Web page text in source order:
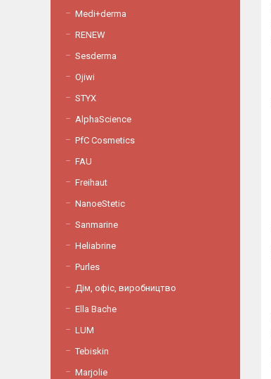
Medi+derma
RENEW
Sesderma
Ojiwi
STYX
AlphaScience
PfC Cosmetics
FAU
Freihaut
NanoeStetic
Sanmarine
Heliabrine
Purles
Дім, офіс, виробництво
Ella Bache
LUM
Tebiskin
Marjolie